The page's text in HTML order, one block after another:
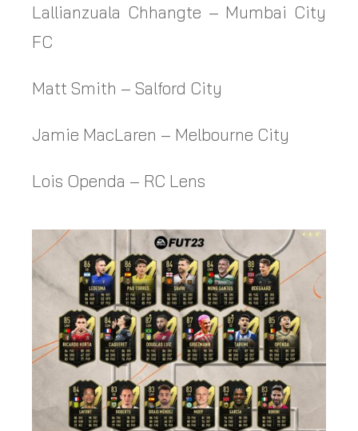
Lallianzuala Chhangte – Mumbai City
FC
Matt Smith – Salford City
Jamie MacLaren – Melbourne City
Lois Openda – RC Lens